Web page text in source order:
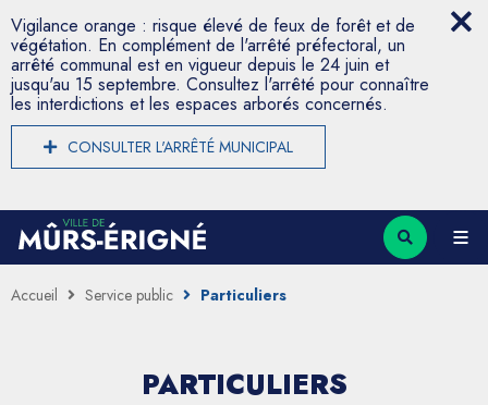
Vigilance orange : risque élevé de feux de forêt et de
végétation. En complément de l'arrêté préfectoral, un
arrêté communal est en vigueur depuis le 24 juin et
jusqu'au 15 septembre. Consultez l'arrêté pour connaître
les interdictions et les espaces arborés concernés.
CONSULTER L'ARRÊTÉ MUNICIPAL
Accueil Service public Particuliers
PARTICULIERS